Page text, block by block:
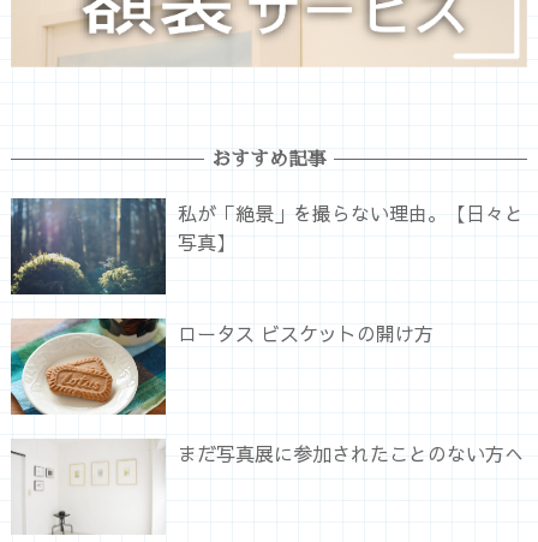
おすすめ記事
私が「絶景」を撮らない理由。【日々と
写真】
ロータス ビスケットの開け方
まだ写真展に参加されたことのない方へ